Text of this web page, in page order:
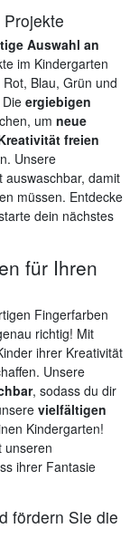
Auswahl an
im Kindergarten
Rot, Blau, Grün und
ergiebigen
um neue
freien
Unsere
auswaschbar, damit
müssen. Entdecke
dein nächstes
für Ihren
Fingerfarben
richtig! Mit
ihrer Kreativität
Unsere
, sodass du dir
vielfältigen
Kindergarten!
unseren
ihrer Fantasie
fördern Sie die